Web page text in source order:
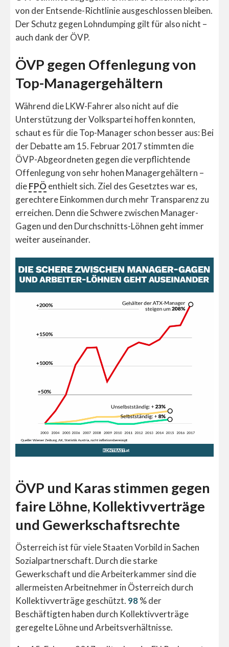
von der Entsende-Richtlinie ausgeschlossen bleiben.
Der Schutz gegen Lohndumping gilt für also nicht –
auch dank der ÖVP.
ÖVP gegen Offenlegung von
Top-Managergehältern
Während die LKW-Fahrer also nicht auf die
Unterstützung der Volkspartei hoffen konnten,
schaut es für die Top-Manager schon besser aus: Bei
der Debatte am 15. Februar 2017 stimmten die
ÖVP-Abgeordneten gegen die verpflichtende
Offenlegung von sehr hohen Managergehältern –
dieFPÖenthielt sich. Ziel des Gesetztes war es,
gerechtere Einkommen durch mehr Transparenz zu
erreichen. Denn die Schwere zwischen Manager-
Gagen und den Durchschnitts-Löhnen geht immer
weiter auseinander.
ÖVP und Karas stimmen gegen
faire Löhne, Kollektivverträge
und Gewerkschaftsrechte
Österreich ist für viele Staaten Vorbild in Sachen
Sozialpartnerschaft. Durch die starke
Gewerkschaft und die Arbeiterkammer sind die
allermeisten Arbeitnehmer in Österreich durch
Kollektivverträge geschützt. 98% der
Beschäftigten haben durch Kollektivverträge
geregelte Löhne und Arbeitsverhältnisse.